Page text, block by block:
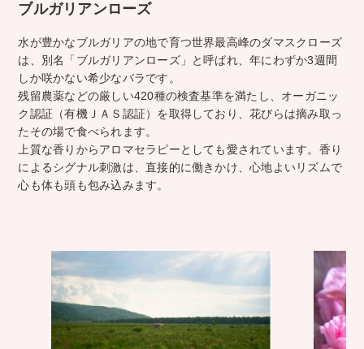
ブルガリアンローズ
水が豊かなブルガリアの地で育つ世界最高峰のダマスクローズ
は、別名「ブルガリアンローズ」と呼ばれ、年にわずか3週間
しか咲かない希少なバラです。
残留農薬などの厳しい420種の検査基準を満たし、オーガニッ
ク認証（有機ＪＡＳ認証）を取得しており、花びらは摘み取っ
たその場で食べられます。
上質な香りからアロマセラピーとしても愛されています。香り
によるシグナル刺激は、直接的に働きかけ、心地よいリズムで
心も体も頭も包み込みます。